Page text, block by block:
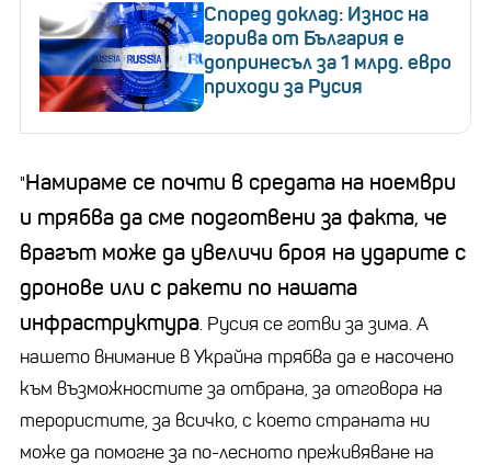
Според доклад: Износ на
горива от България е
допринесъл за 1 млрд. евро
приходи за Русия
"Намираме се почти в средата на ноември
и трябва да сме подготвени за факта, че
врагът може да увеличи броя на ударите с
дронове или с ракети по нашата
инфраструктура. Русия се готви за зима. А
нашето внимание в Украйна трябва да е насочено
към възможностите за отбрана, за отговора на
терористите, за всичко, с което страната ни
може да помогне за по-лесното преживяване на